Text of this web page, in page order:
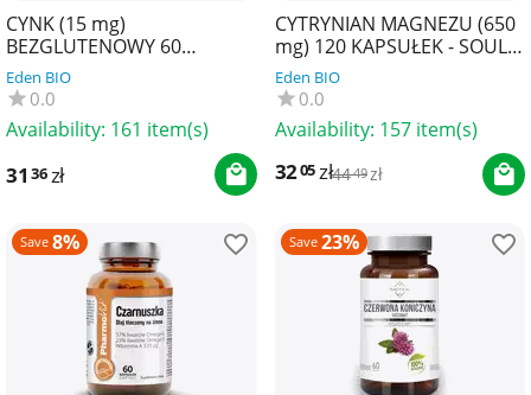
CYNK (15 mg)
BEZGLUTENOWY 60
KAPSUŁEK - PHARMOVIT
(CLEAN LABEL)
Eden BIO
0.0
Availability: 161 item(s)
31 36 zł
CYTRYNIAN MAGNEZU (650
mg) 120 KAPSUŁEK - SOUL
FARM
Eden BIO
0.0
Availability: 157 item(s)
3205zł4449zł
Save 8% Save 23%